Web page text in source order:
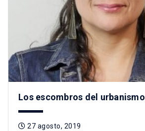
Los escombros del
27 agosto, 2019